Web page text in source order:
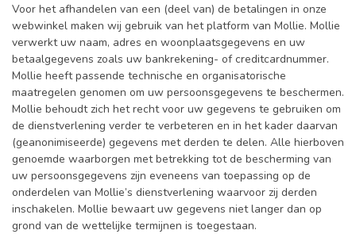
Voor het afhandelen van een (deel van) de betalingen in onze
webwinkel maken wij gebruik van het platform van Mollie. Mollie
verwerkt uw naam, adres en woonplaatsgegevens en uw
betaalgegevens zoals uw bankrekening- of creditcardnummer.
Mollie heeft passende technische en organisatorische
maatregelen genomen om uw persoonsgegevens te beschermen.
Mollie behoudt zich het recht voor uw gegevens te gebruiken om
de dienstverlening verder te verbeteren en in het kader daarvan
(geanonimiseerde) gegevens met derden te delen. Alle hierboven
genoemde waarborgen met betrekking tot de bescherming van
uw persoonsgegevens zijn eveneens van toepassing op de
onderdelen van Mollie’s dienstverlening waarvoor zij derden
inschakelen. Mollie bewaart uw gegevens niet langer dan op
grond van de wettelijke termijnen is toegestaan.